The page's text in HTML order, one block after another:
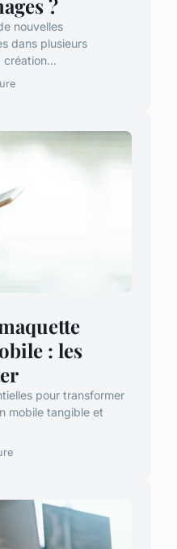
?
nouvelles
dans plusieurs
: les
pour transformer
mobile tangible et